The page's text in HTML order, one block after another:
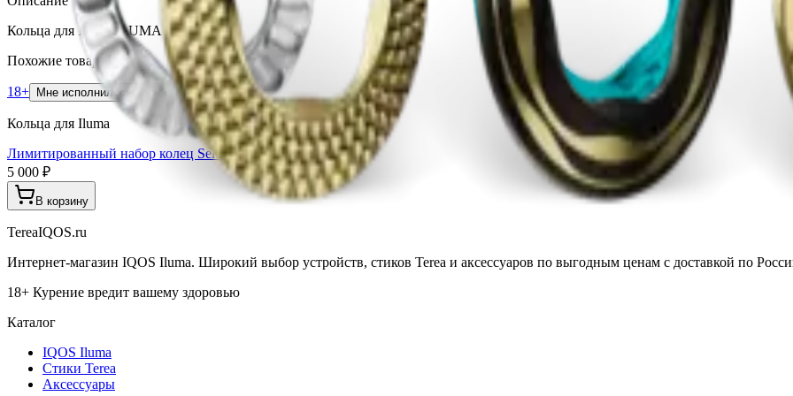
Кольца для IQOS ILUMA Хай-Тек.
Похожие товары
18+ Мне исполнилось 18 лет
Кольца для Iluma
Лимитированный набор колец Seletti
5 000 ₽
В корзину
TereaIQOS.ru
Интернет-магазин IQOS Iluma. Широкий выбор устройств, стиков Terea и аксессуаров по выгодным ценам с доставкой по
18+ Курение вредит вашему здоровью
Каталог
IQOS Iluma
Стики Terea
Аксессуары